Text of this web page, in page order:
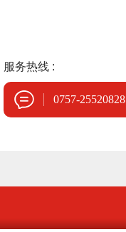
服务热线 :
0757-25520828